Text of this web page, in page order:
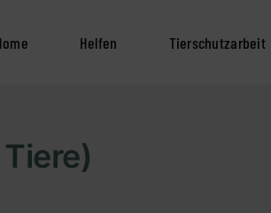
Helfen Tierschutzarbeit